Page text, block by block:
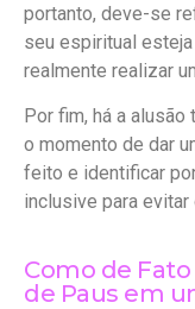
portanto, deve-se
seu espiritual
realmente realizar
Por fim, há a
o momento de dar
feito e identificar
inclusive para
Como de
de Paus em